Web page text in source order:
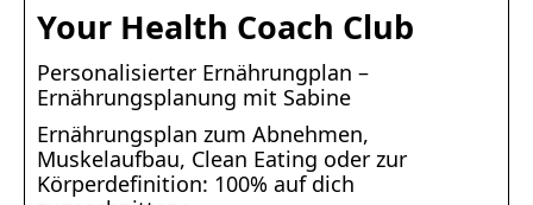
Your Health Coach Club
Personalisierter Ernährungplan –
Ernährungsplanung mit Sabine
Ernährungsplan zum Abnehmen,
Muskelaufbau, Clean Eating oder zur
Körperdefinition: 100% auf dich